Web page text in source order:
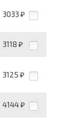
3033 ₽
3118 ₽
3125 ₽
4144 ₽